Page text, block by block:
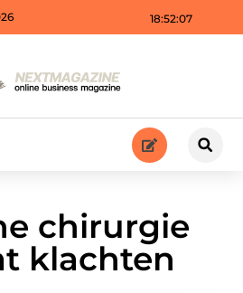
18:52:09
chirurgie
klachten